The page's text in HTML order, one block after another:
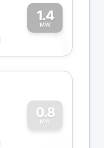
1.4
MW1
0.8
MW